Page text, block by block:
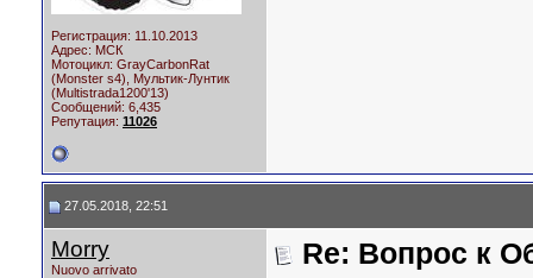
Регистрация: 11.10.2013
Адрес: МСК
Мотоцикл: GrayCarbonRat
(Monster s4), Мультик-Лунтик
(Multistrada1200'13)
Сообщений: 6,435
Репутация: 11026
27.05.2018, 22:51
Morry
Nuovo arrivato
Re: Вопрос к